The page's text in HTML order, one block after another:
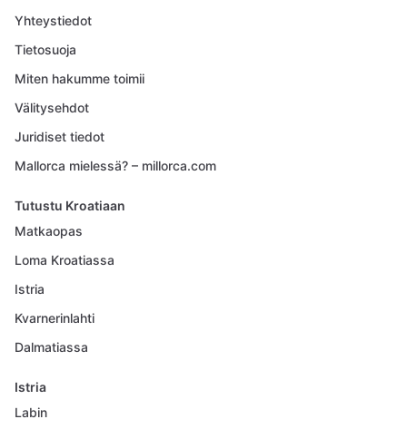
Yhteystiedot
Tietosuoja
Miten hakumme toimii
Välitysehdot
Juridiset tiedot
Mallorca mielessä? – millorca.com
Tutustu Kroatiaan
Matkaopas
Loma Kroatiassa
Istria
Kvarnerinlahti
Dalmatiassa
Istria
Labin